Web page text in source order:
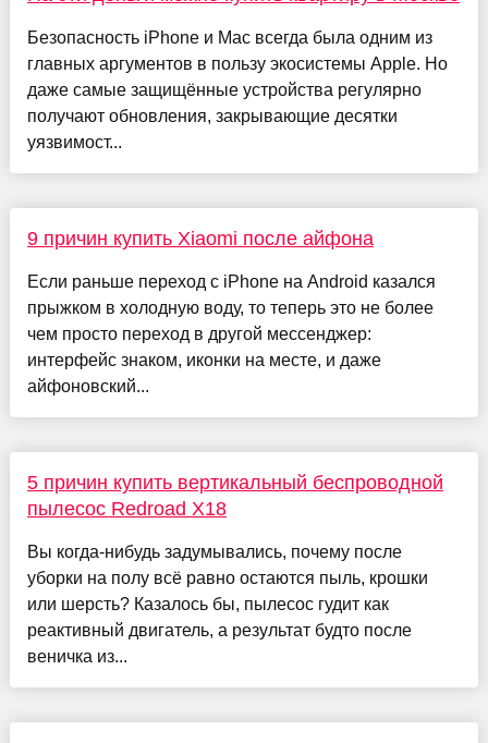
Безопасность iPhone и Mac всегда была одним из
главных аргументов в пользу экосистемы Apple. Но
даже самые защищённые устройства регулярно
получают обновления, закрывающие десятки
уязвимост...
9 причин купить Xiaomi после айфона
Если раньше переход с iPhone на Android казался
прыжком в холодную воду, то теперь это не более
чем просто переход в другой мессенджер:
интерфейс знаком, иконки на месте, и даже
айфоновский...
5 причин купить вертикальный беспроводной
пылесос Redroad X18
Вы когда-нибудь задумывались, почему после
уборки на полу всё равно остаются пыль, крошки
или шерсть? Казалось бы, пылесос гудит как
реактивный двигатель, а результат будто после
веничка из...